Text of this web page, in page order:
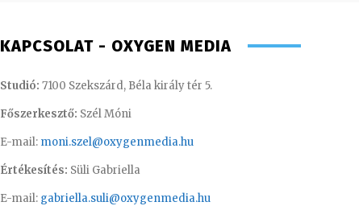
KAPCSOLAT - OXYGEN MEDIA
Studió: 7100 Szekszárd, Béla király tér 5.
Főszerkesztő: Szél Móni
E-mail: moni.szel@oxygenmedia.hu
Értékesítés: Süli Gabriella
E-mail: gabriella.suli@oxygenmedia.hu